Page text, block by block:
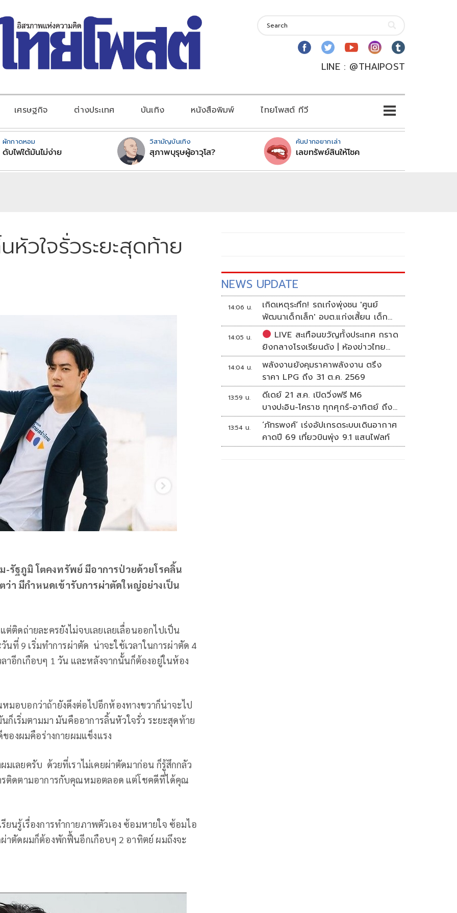
LINE : @THAIPOST
เศรษฐกิจ ต่างประเทศ บันเทิง หนังสือพิมพ์ ไทยโพสต์ ทีวี
ผักกาดหอม
ดับไฟใต้มันไม่ง่าย
วิสามัญบันเทิง
สุภาพบุรุษผู้อาวุโส?
คันปากอยากเล่า
เลขทรัพย์สินให้โชค
วใจรั่วระยะสุดท้าย
-รัฐภูมิ โตคงทรัพย์ มีอาการป่วยด้วยโรคลิ้น
ว่า มีกำหนดเข้ารับการผ่าตัดใหญ่อย่างเป็น
ติดถ่ายละครยังไม่จบเลยเลยเลื่อนออกไปเป็น
นที่ 9 เริ่มทำการผ่าตัด น่าจะใช้เวลาในการผ่าตัด 4
าอีกเกือบๆ 1 วัน และหลังจากนั้นก็ต้องอยู่ในห้อง
อบอกว่าถ้ายังดึงต่อไปอีกห้องทางขวาก็น่าจะไป
ก็เริ่มตามมา มันคืออาการลิ้นหัวใจรั่ว ระยะสุดท้าย
องผมคือร่างกายผมแข็งแรง
เลยครับ ด้วยที่เราไม่เคยผ่าตัดมาก่อน ก็รู้สึกกลัว
รติดตามอาการกับคุณหมอตลอด แต่โชคดีที่ได้คุณ
ยนรู้เรื่องการทำกายภาพตัวเอง ซ้อมหายใจ ซ้อมไอ
าตัดผมก็ต้องพักฟื้นอีกเกือบๆ 2 อาทิตย์ ผมถึงจะ
NEWS UPDATE
14:06 น.
เกิดเหตุระทึก! รถเก๋งพุ่งชน 'ศูนย์
พัฒนาเด็กเล็ก' อบต.แก่งเสี้ยน เด็ก
เจ็บกว่า 10 ราย
14:05 น.
LIVE สะเทือนขวัญทั้งประเทศ กราด
ยิงกลางโรงเรียนดัง | ห้องข่าวไทย
โพสต์
14:04 น.
พลังงานยังคุมราคาพลังงาน ตรึง
ราคา LPG ถึง 31 ต.ค. 2569
13:59 น.
ดีเดย์ 21 ส.ค. เปิดวิ่งฟรี M6
บางปะอิน-โคราช ทุกศุกร์-อาทิตย์ ถึง
สิ้นปี 69
13:54 น.
‘ภัทรพงศ์’ เร่งอัปเกรดระบบเดินอากาศ
คาดปี 69 เที่ยวบินพุ่ง 9.1 แสนไฟลท์